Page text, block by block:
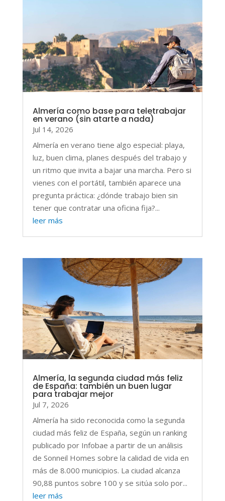
Almería como base para teletrabajar
en verano (sin atarte a nada)
Jul 14, 2026
Almería en verano tiene algo especial: playa,
luz, buen clima, planes después del trabajo y
un ritmo que invita a bajar una marcha. Pero si
vienes con el portátil, también aparece una
pregunta práctica: ¿dónde trabajo bien sin
tener que contratar una oficina fija?...
leer más
Almería, la segunda ciudad más feliz
de España: también un buen lugar
para trabajar mejor
Jul 7, 2026
Almería ha sido reconocida como la segunda
ciudad más feliz de España, según un ranking
publicado por Infobae a partir de un análisis
de Sonneil Homes sobre la calidad de vida en
más de 8.000 municipios. La ciudad alcanza
90,88 puntos sobre 100 y se sitúa solo por...
leer más